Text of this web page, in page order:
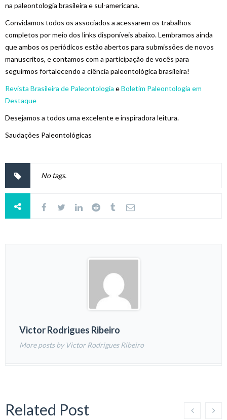
na paleontologia brasileira e sul-americana.
Convidamos todos os associados a acessarem os trabalhos
completos por meio dos links disponíveis abaixo. Lembramos ainda
que ambos os periódicos estão abertos para submissões de novos
manuscritos, e contamos com a participação de vocês para
seguirmos fortalecendo a ciência paleontológica brasileira!
Revista Brasileira de Paleontologia eBoletim Paleontologia em
Destaque
Desejamos a todos uma excelente e inspiradora leitura.
Saudações Paleontológicas
No tags.
Victor Rodrigues Ribeiro
More posts by Victor Rodrigues Ribeiro
Related Post